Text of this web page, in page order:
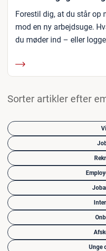
Forestil dig, at du står op
mod en ny arbejdsuge.
du møder ind – eller
Sorter artikler efter
Unge